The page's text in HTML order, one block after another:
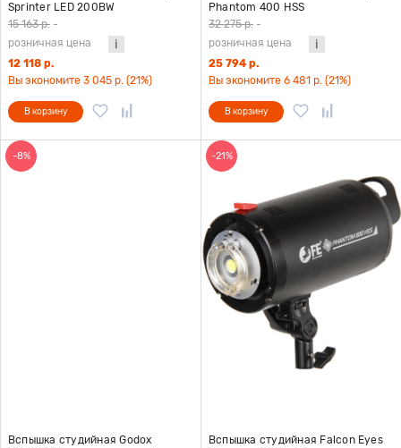
Sprinter LED 200BW
15 163 р. -
розничная цена
12 118 р.
Вы экономите 3 045 р. (21%)
В корзину
Phantom 400 HSS
32 275 р. -
розничная цена
25 794 р.
Вы экономите 6 481 р. (21%)
В корзину
-8%
Вспышка студийная Godox
-21%
Вспышка студийная Falcon Eyes